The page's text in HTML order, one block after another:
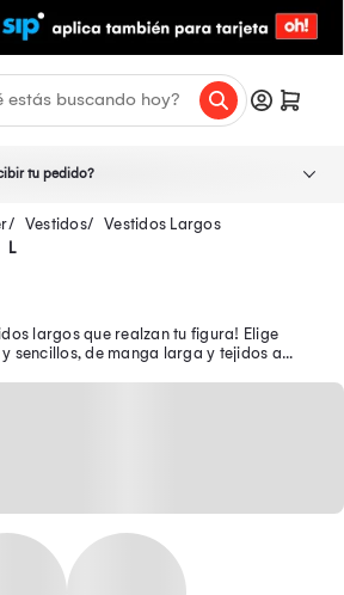
tu pedido?
Vestidos
Vestidos Largos
L
largos que realzan tu figura! Elige
sencillos, de manga larga y tejidos a